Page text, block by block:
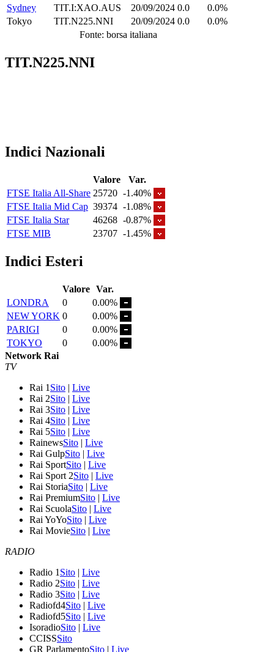
Sydney
TIT.I:XAO.AUS 20/09/2024 0.0
0.0%
Tokyo
TIT.N225.NNI 20/09/2024 0.0
0.0%
Fonte: borsa italiana
TIT.N225.NNI
Indici Nazionali
Valore
Var.
FTSE Italia All-Share 25720 -1.40%
FTSE Italia Mid Cap 39374 -1.08%
FTSE Italia Star
46268 -0.87%
FTSE MIB
23707 -1.45%
Indici Esteri
Valore Var.
LONDRA
0
0.00%
NEW YORK 0
0.00%
PARIGI
0
0.00%
TOKYO
0
0.00%
Network Rai
TV
Rai 1 Sito | Live
Rai 2Sito | Live
Rai 3Sito | Live
Rai 4Sito | Live
Rai 5Sito | Live
RainewsSito | Live
Rai GulpSito | Live
Rai SportSito | Live
Rai Sport 2Sito | Live
Rai StoriaSito | Live
Rai PremiumSito | Live
Rai ScuolaSito | Live
Rai YoYoSito | Live
Rai MovieSito | Live
RADIO
Radio 1 Sito | Live
Radio 2Sito | Live
Radio 3Sito | Live
Radiofd4Sito | Live
Radiofd5Sito | Live
IsoradioSito | Live
CCISSSito
GR ParlamentoSito | Live